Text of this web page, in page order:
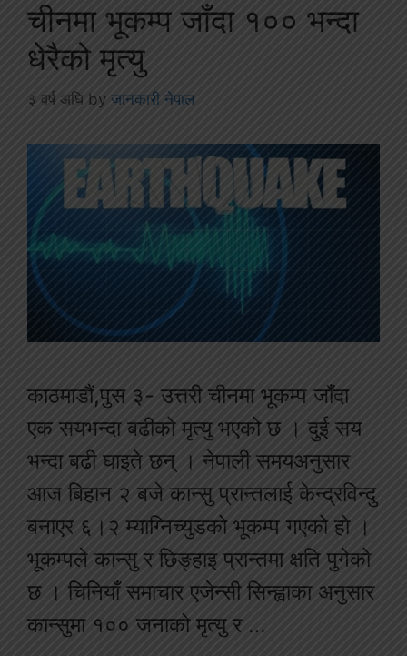
चीनमा भूकम्प जाँदा १०० भन्दा
धेरैको मृत्यु
३ वर्ष अघि by जानकारी नेपाल
काठमाडौं,पुस ३- उत्तरी चीनमा भूकम्प जाँदा
एक सयभन्दा बढीको मृत्यु भएको छ । दुई सय
भन्दा बढी घाइते छन् । नेपाली समयअनुसार
आज बिहान २ बजे कान्सु प्रान्तलाई केन्द्रविन्दु
बनाएर ६।२ म्याग्निच्युडको भूकम्प गएको हो ।
भूकम्पले कान्सु र छिङ्हाइ प्रान्तमा क्षति पुगेको
छ । चिनियाँ समाचार एजेन्सी सिन्ह्वाका अनुसार
कान्सुमा १०० जनाको मृत्यु र …